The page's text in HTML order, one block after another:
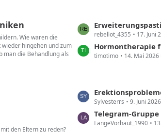
g
e
e
i
t
r
e
Wie waren die
hingehen und zum
man die Behandlung als
L
e
t
z
B
e
i
t
rebellot_4355 17. Juni
Hormontherapie
timotimo 14. Mai 2026
den Eltern zu reden?
L
e
t
z
Erektionsprobleme
Sylvesterrs 9. Juni
Telegram-
LangeVorhaut_1990